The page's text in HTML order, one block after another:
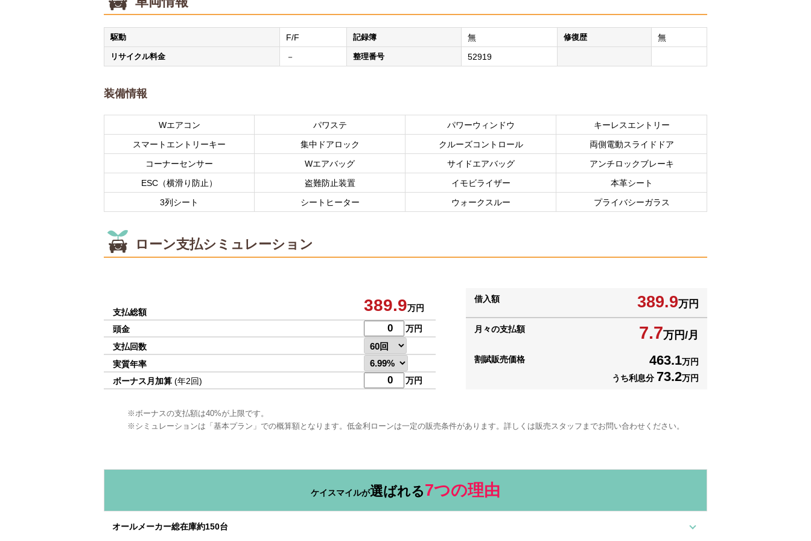
駆動 F/F 記録簿 無 修復歴 無
リサイクル料金 － 整理番号 52919
装備情報
Wエアコン パワステ パワーウィンドウ
キーレスエントリー
スマートエントリーキー
集中ドアロック クルーズコントロール
両側電動スライドドア
コーナーセンサー
Wエアバッグ サイドエアバッグ
アンチロックブレーキ
ESC（横滑り防止）
盗難防止装置 イモビライザー
本革シート
3列シート
シートヒーター ウォークスルー プライバシーガラス
ローン支払シミュレーション
支払総額 389.9万円
頭金
万円
支払回数
実質年率
ボーナス月加算 (年2回) 万円
借入額 389.9万円
月々の支払額 7.7万円/月
割賦販売価格 463.1万円
うち利息分 73.2万円
ボーナスの支払額は40%が上限です。
シミュレーションは「基本プラン」での概算額となります。低金利ローンは一定の販売条件があります。詳しくは販売スタッフまでお問い合わせください。
ケイスマイルが選ばれる7つの理由
オールメーカー総在庫約150台